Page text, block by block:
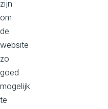
l
M
a
t
zijn
om
de
website
zo
goed
mogelijk
te